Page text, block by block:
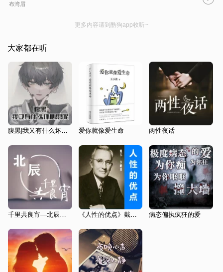
布湾眉
更多内容请到酷狗app收听~
大家都在听
腹黑|我又有什么坏心思呢|哄睡疗愈解压 爱你就像爱生命 两性夜话
《人性的优点》戴尔卡耐基 病态偏执疯狂的爱